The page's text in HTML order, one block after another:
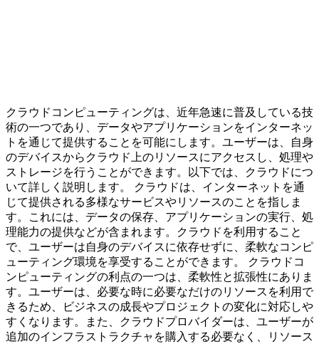
クラウドコンピューティングは、近年急速に普及している技
術の一つであり、データやアプリケーションをインターネッ
トを通じて提供することを可能にします。ユーザーは、自身
のデバイスからクラウド上のリソースにアクセスし、処理や
ストレージを行うことができます。以下では、クラウドにつ
いて詳しく説明します。 クラウドは、インターネットを通
じて提供される多様なサービスやリソースのことを指しま
す。これには、データの保存、アプリケーションの実行、処
理能力の提供などが含まれます。クラウドを利用すること
で、ユーザーは自身のデバイスに依存せずに、柔軟なコンピ
ューティング環境を享受することができます。 クラウドコ
ンピューティングの利点の一つは、柔軟性と拡張性にありま
す。ユーザーは、必要な時に必要なだけのリソースを利用で
きるため、ビジネスの成長やプロジェクトの変化に対応しや
すくなります。また、クラウドプロバイダーは、ユーザーが
追加のインフラストラクチャを購入する必要なく、リソース